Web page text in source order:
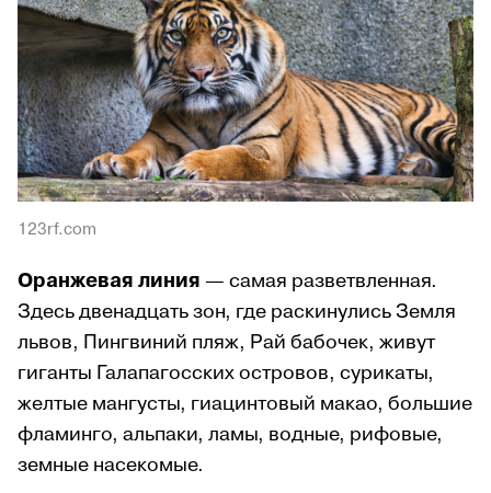
123rf.com
Оранжевая линия — самая разветвленная.
Здесь двенадцать зон, где раскинулись Земля
львов, Пингвиний пляж, Рай бабочек, живут
гиганты Галапагосских островов, сурикаты,
желтые мангусты, гиацинтовый макао, большие
фламинго, альпаки, ламы, водные, рифовые,
земные насекомые.